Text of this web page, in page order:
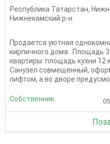
Республика Татарстан,
Нижнекамский р-н
Продается уютная
кирпичного дома . Площадь
квартиры: площадь кухни 12
Санузел совмещенный,
лифтом, а во дворе
Собственник